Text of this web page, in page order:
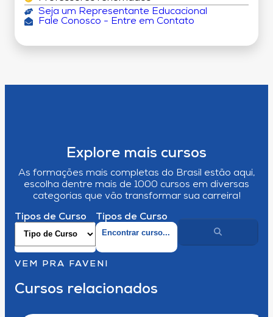
Seja um Representante Educacional
Fale Conosco - Entre em Contato
Explore mais cursos
As formações mais completas do Brasil estão aqui,
escolha dentre mais de 1000 cursos em diversas
categorias que vão transformar sua carreira!
Tipos de Curso Tipos de Curso
VEM PRA FAVENI
Cursos relacionados